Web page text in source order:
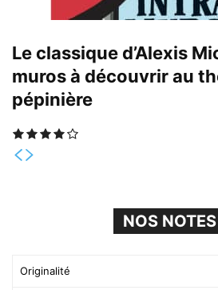
Le classique d’Alexis
muros à découvrir au
pépinière
NOS
Originalité